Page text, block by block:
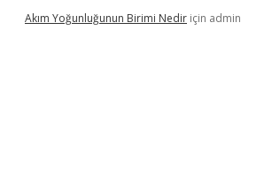
Akım Yoğunluğunun Birimi Nedir için admin